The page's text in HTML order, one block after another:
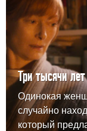
Три тысячи
Одинокая
случайно
который